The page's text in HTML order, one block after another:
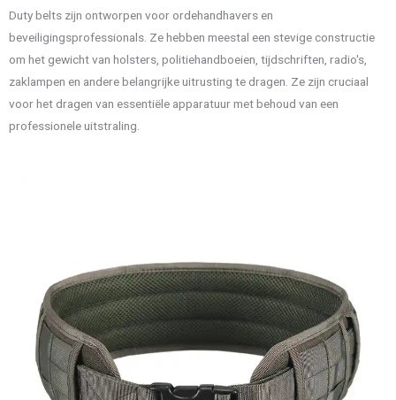
Duty belts zijn ontworpen voor ordehandhavers en
beveiligingsprofessionals. Ze hebben meestal een stevige constructie
om het gewicht van holsters, politiehandboeien, tijdschriften, radio's,
zaklampen en andere belangrijke uitrusting te dragen. Ze zijn cruciaal
voor het dragen van essentiële apparatuur met behoud van een
professionele uitstraling.